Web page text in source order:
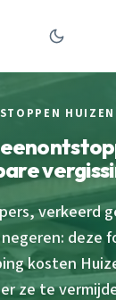
HUIZEN
verkeerd
deze
kosten
ze te